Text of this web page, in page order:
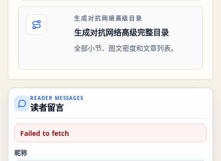
生成对抗网络高级目录
生成对抗网络高级完整目录
全部小节、图文密度和文章列表。
READER MESSAGES
读者留言
Failed to fetch
昵称